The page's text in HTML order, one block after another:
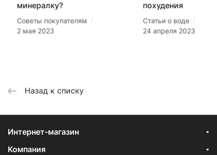
минералку?
Советы покупателям /
2 мая 2023
похудения
Статьи о воде /
24 апреля 2023
Назад к списку
Интернет-магазин
Компания